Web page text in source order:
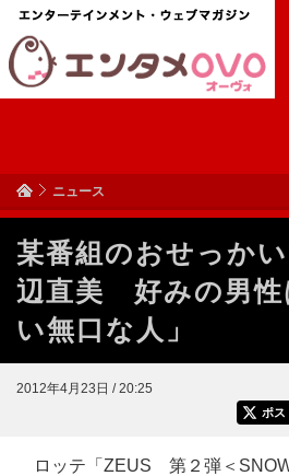
ニュース
某番組のおせっか
辺直美 好みの男性
い無口な人」
2012年4月23日 / 20:25
ポス
ロッテ「ZEUS 第２弾＜